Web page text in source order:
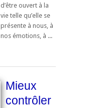
d’être ouvert à la
vie telle qu’elle se
présente à nous, à
nos émotions, à ...
Mieux
contrôler